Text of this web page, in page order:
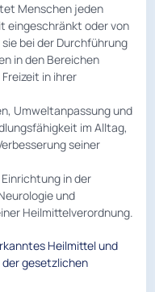
Menschen jeden
eingeschränkt oder von
bei der Durchführung
in den Bereichen
in ihrer
Umweltanpassung und
im Alltag,
seiner
in der
und
Heilmittelverordnung.
Heilmittel und
gesetzlichen